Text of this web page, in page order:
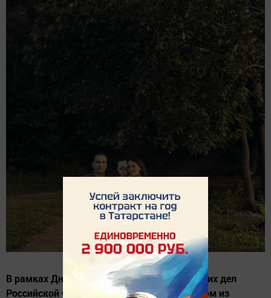
В рамках Дня сотрудника органов внутренних дел
Российской Федерации речь пойдет об одном из